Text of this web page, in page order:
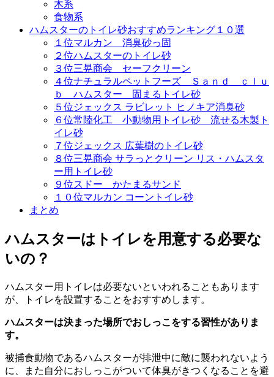
木系
食物系
ハムスターのトイレ砂おすすめランキング１０選
１位マルカン 消臭砂っ固
２位ハムスターのトイレ砂
３位三晃商会 セーフクリーン
４位ナチュラルペットフーズ Ｓａｎｄ ｃｌｕ
ｂ ハムスター 固まるトイレ砂
５位ジェックス ラビレット ヒノキア消臭砂
６位常陸化工 小動物用トイレ砂 流せる木製ト
イレ砂
７位ジェックス 広葉樹のトイレ砂
８位三晃商会 サラっとクリーン リス・ハムスタ
ー用トイレ砂
９位スドー かたまるサンド
１０位マルカン コーントイレ砂
まとめ
ハムスターはトイレを用意する必要な
いの？
ハムスター用トイレは必要ないといわれることもあります
が、トイレを設置することをおすすめします。
ハムスターは決まった場所でおしっこをする習性がありま
す。
被捕食動物であるハムスターが排泄中に敵に襲われないよう
に、また自分におしっこがついて体臭がきつくなることを避